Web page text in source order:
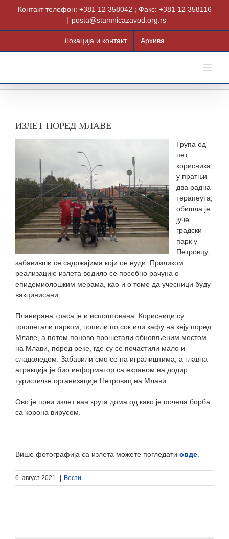
Контакт телефон: +381 12 358042 ; Факс: +381 12 358116
| posta@stamnicazavod.org.rs
Локација и контакт Архива
ИЗЛЕТ ПОРЕД МЛАВЕ
Група од
пет
корисника,
у пратњи
два радна
терапеута,
обишла је
јуче
градски
парк у
Петровцу,
забавивши се садржајима који он нуди. Приликом
реализације излета водило се посебно рачуна о
епидемиолошким мерама, као и о томе да учесници буду
вакцинисани.
Планирана траса је и испоштована. Корисници су
прошетали парком, попили по сок или кафу на кеју поред
Млаве, а потом поново прошетали обновљеним мостом
на Млави, поред реке, где су се почастили мало и
сладоледом. Забавили смо се на игралиштима, а главна
атракција је био информатор са екраном на додир
туристичке организације Петровац на Млави.
Ово је први излет ван круга дома од како је почела борба
са корона вирусом.
Више фотографија са излета можете погледати овде
6. август 2021. | Вести